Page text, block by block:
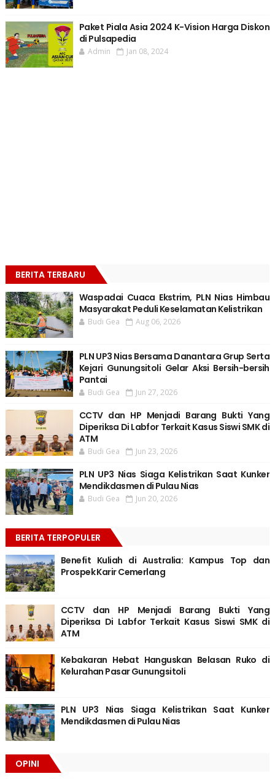
Paket Piala Asia 2024 K-Vision Harga Diskon
di Pulsapedia
Admin Jan 08, 2024
BERITA TERBARU
Waspadai Cuaca Ekstrim, PLN Nias Himbau
Masyarakat Peduli Keselamatan Kelistrikan
Budi Gea Aug 06, 2026
PLN UP3 Nias Bersama Danantara Grup Serta
Kejari Gunungsitoli Gelar Aksi Bersih-bersih
Pantai
Budi Gea Jun 27, 2026
CCTV dan HP Menjadi Barang Bukti Yang
Diperiksa Di Labfor Terkait Kasus Siswi SMK di
ATM
Budi Gea Jun 23, 2026
PLN UP3 Nias Siaga Kelistrikan Saat Kunker
Mendikdasmen di Pulau Nias
Budi Gea Jun 20, 2026
BERITA TERPOPULER
Benefit Kuliah di Australia: Kampus Top dan
Prospek Karir Cemerlang
CCTV dan HP Menjadi Barang Bukti Yang
Diperiksa Di Labfor Terkait Kasus Siswi SMK di
ATM
Kebakaran Hebat Hanguskan Belasan Ruko di
Kelurahan Pasar Gunungsitoli
PLN UP3 Nias Siaga Kelistrikan Saat Kunker
Mendikdasmen di Pulau Nias
OPINI